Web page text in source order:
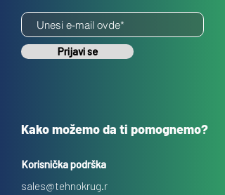
Prijavi se
Kako možemo da ti pomognemo?
Korisnička podrška
sales@tehnokrug.r